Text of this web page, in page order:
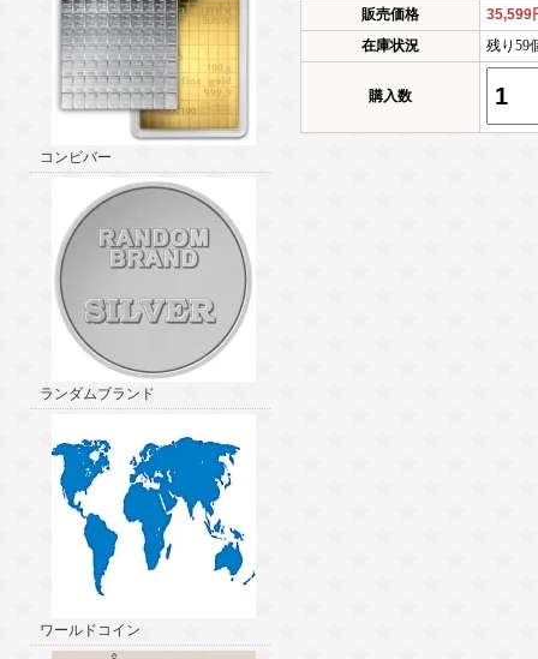
コンビバー
ランダムブランド
ワールドコイン
販売価格
35,599
在庫状況
残り59
購入数